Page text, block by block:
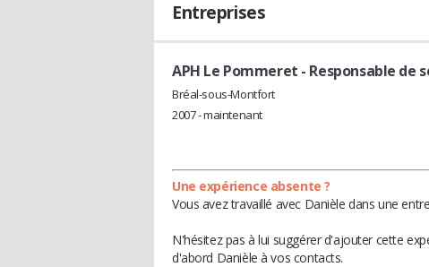
Entreprises
APH Le Pommeret - Responsable de
Bréal-sous-Montfort
2007 - maintenant
Une expérience absente ?
Vous avez travaillé avec Danièle dans une
N'hésitez pas à lui suggérer d'ajouter cette
d'abord Danièle à vos contacts.